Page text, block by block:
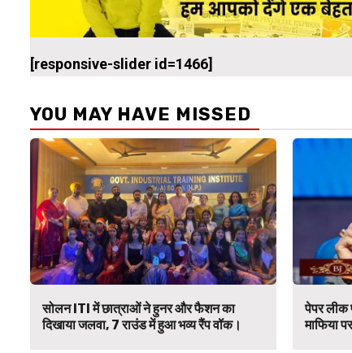
[responsive-slider id=1466]
YOU MAY HAVE MISSED
सोलन ITI में छात्राओं ने हुनर और फैशन का
दिखाया जलवा, 7 राउंड में हुआ भव्य रैंप वॉक।
पेपर लीक
माफिया